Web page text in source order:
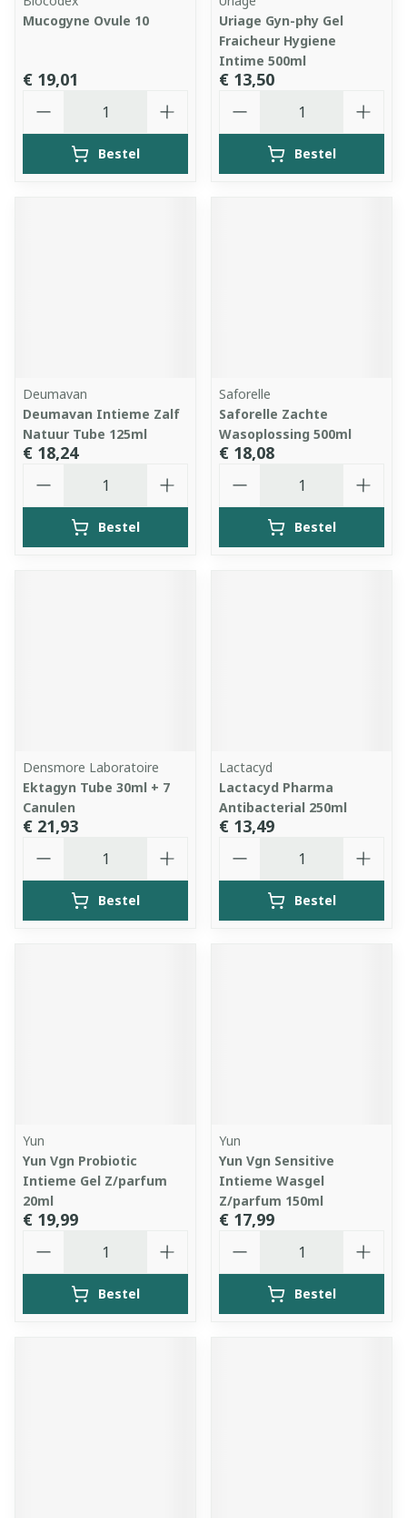
Mucogyne Ovule 10
€ 19,01
Bestel
Uriage Gyn-phy Gel
Fraicheur Hygiene
Intime 500ml
€ 13,50
Bestel
Deumavan
Deumavan Intieme Zalf
Natuur Tube 125ml
€ 18,24
Bestel
Saforelle
Saforelle Zachte
Wasoplossing 500ml
€ 18,08
Bestel
Densmore Laboratoire
Ektagyn Tube 30ml + 7
Canulen
€ 21,93
Bestel
Lactacyd
Lactacyd Pharma
Antibacterial 250ml
€ 13,49
Bestel
Yun
Yun Vgn Probiotic
Intieme Gel Z/parfum
20ml
€ 19,99
Bestel
Yun
Yun Vgn Sensitive
Intieme Wasgel
Z/parfum 150ml
€ 17,99
Bestel